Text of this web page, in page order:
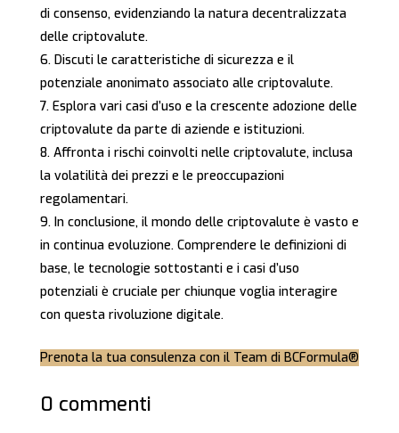
di consenso, evidenziando la natura decentralizzata
delle criptovalute.
Discuti le caratteristiche di sicurezza e il
potenziale anonimato associato alle criptovalute.
Esplora vari casi d’uso e la crescente adozione delle
criptovalute da parte di aziende e istituzioni.
Affronta i rischi coinvolti nelle criptovalute, inclusa
la volatilità dei prezzi e le preoccupazioni
regolamentari.
In conclusione, il mondo delle criptovalute è vasto e
in continua evoluzione. Comprendere le definizioni di
base, le tecnologie sottostanti e i casi d’uso
potenziali è cruciale per chiunque voglia interagire
con questa rivoluzione digitale.
Prenota la tua consulenza con il Team di BCFormula®
0 commenti